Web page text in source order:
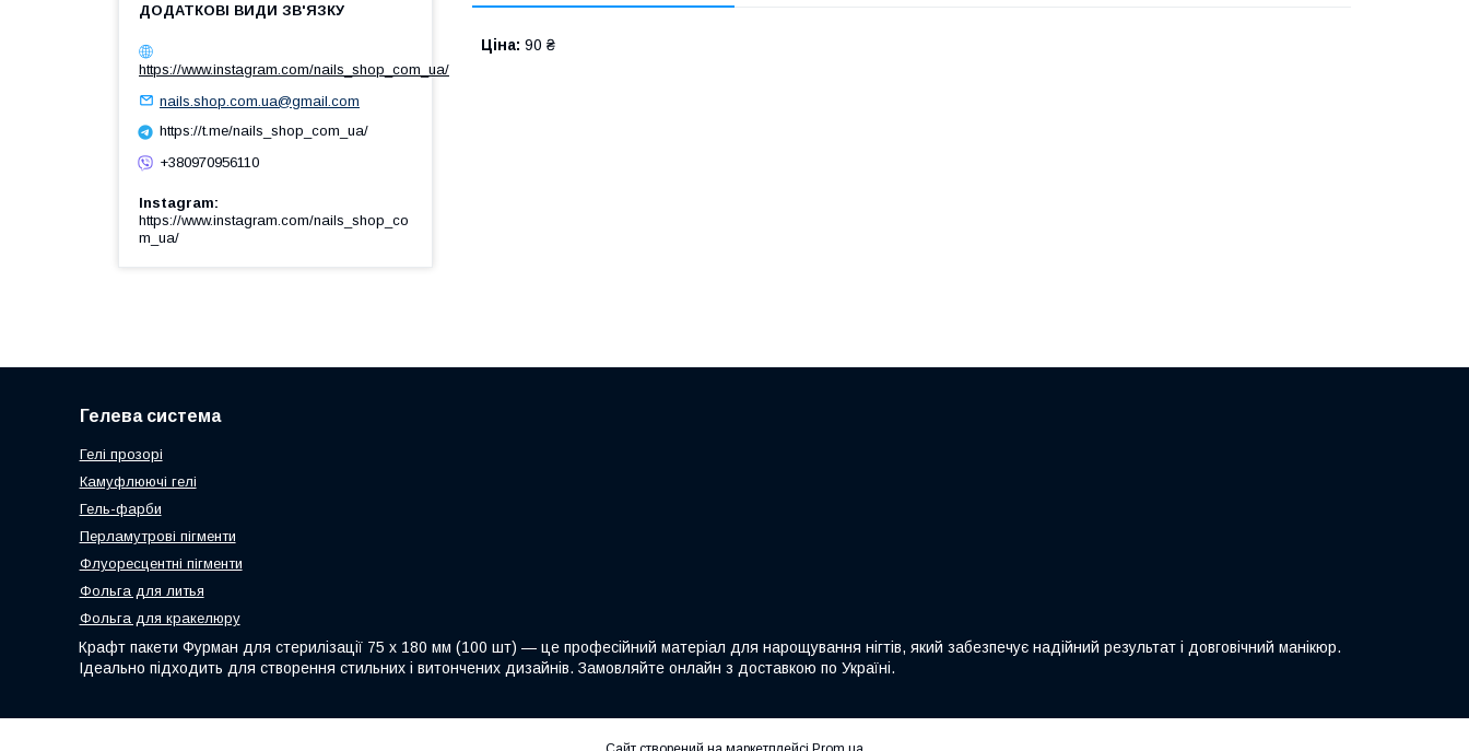
Ціна: 90 ₴
https://www.instagram.com/nails_shop_com_ua/
nails.shop.com.ua@gmail.com
https://t.me/nails_shop_com_ua/
+380970956110
Instagram
https://www.instagram.com/nails_shop_co
m_ua/
Гелева система
Гелі прозорі
Камуфлюючі гелі
Гель-фарби
Перламутрові пігменти
Флуоресцентні пігменти
Фольга для литья
Фольга для кракелюру
Крафт пакети Фурман для стерилізації 75 х 180 мм (100 шт) — це професійний матеріал для нарощування нігтів, який забезпечує надійний результат і довговічний манікюр.
Ідеально підходить для створення стильних і витончених дизайнів. Замовляйте онлайн з доставкою по Україні.